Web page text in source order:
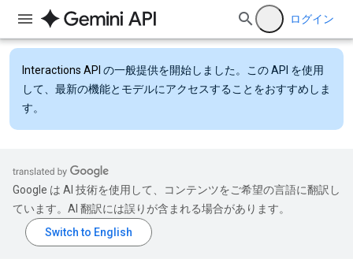
ログイン
Interactions API の一般提供を開始しました。この API を使用
して、最新の機能とモデルにアクセスすることをおすすめしま
す。
Google は AI 技術を使用して、コンテンツをご希望の言語に翻訳し
ています。AI 翻訳には誤りが含まれる場合があります。